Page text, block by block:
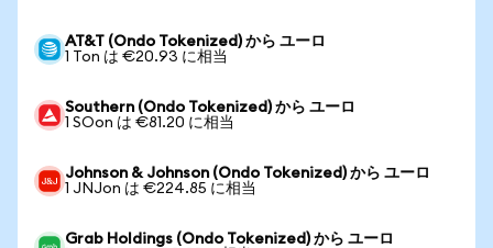
AT&T (Ondo Tokenized) から ユーロ
1 Ton は €20.93 に相当
Southern (Ondo Tokenized) から ユーロ
1 SOon は €81.20 に相当
Johnson & Johnson (Ondo Tokenized) から ユーロ
1 JNJon は €224.85 に相当
Grab Holdings (Ondo Tokenized) から ユーロ